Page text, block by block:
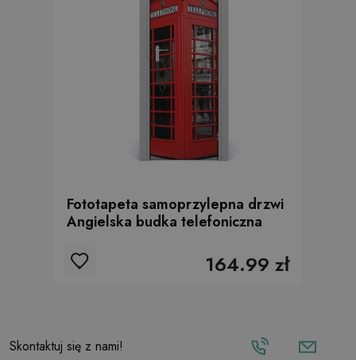
Fototapeta samoprzylepna drzwi
Angielska budka telefoniczna
164.99 zł
Skontaktuj się z nami!